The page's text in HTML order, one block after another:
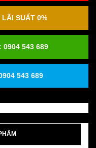
SUẤT 0%
0904 543 689
543 689